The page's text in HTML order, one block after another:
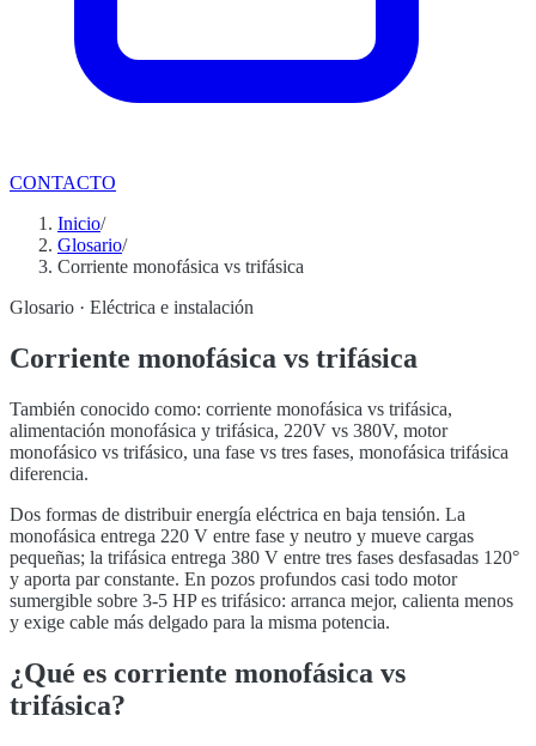
CONTACTO
Inicio/
Glosario/
Corriente monofásica vs trifásica
Glosario · Eléctrica e instalación
Corriente monofásica vs trifásica
También conocido como: corriente monofásica vs trifásica,
alimentación monofásica y trifásica, 220V vs 380V, motor
monofásico vs trifásico, una fase vs tres fases, monofásica trifásica
diferencia.
Dos formas de distribuir energía eléctrica en baja tensión. La
monofásica entrega 220 V entre fase y neutro y mueve cargas
pequeñas; la trifásica entrega 380 V entre tres fases desfasadas 120°
y aporta par constante. En pozos profundos casi todo motor
sumergible sobre 3-5 HP es trifásico: arranca mejor, calienta menos
y exige cable más delgado para la misma potencia.
¿Qué es corriente monofásica vs
trifásica?